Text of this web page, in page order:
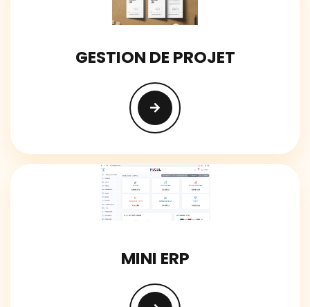
GESTION DE PROJET
MINI ERP